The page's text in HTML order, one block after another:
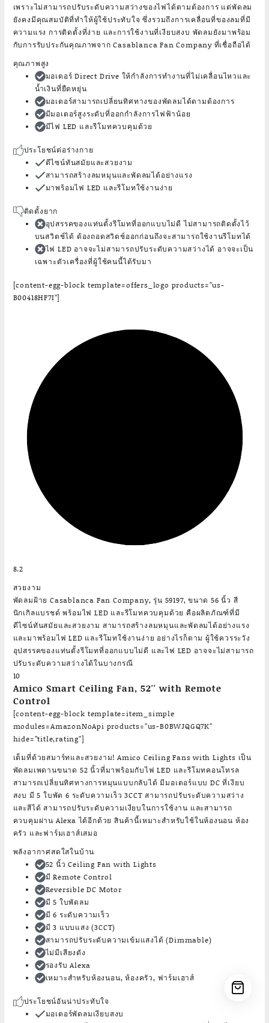
เพราะไม่สามารถปรับระดับความสว่างของไฟได้ตามต้องการ แต่พัดลม
ยังคงมีคุณสมบัติที่ทำให้ผู้ใช้ประทับใจ ซึ่งรวมถึงการเคลื่อนที่ของลมที่มี
ความแรง การติดตั้งที่ง่าย และการใช้งานที่เงียบสงบ พัดลมยังมาพร้อม
กับการรับประกันคุณภาพจาก Casablanca Fan Company ที่เชื่อถือได้
คุณภาพสูง
มอเตอร์ Direct Drive ให้กำลังการทำงานที่ไม่เคลื่อนไหวและ
น้ำเงินที่ยืดหยุ่น
มอเตอร์สามารถเปลี่ยนทิศทางของพัดลมได้ตามต้องการ
มีมอเตอร์สูงระดับที่ออกกำลังการไฟฟ้าน้อย
มีไฟ LED และรีโมทควบคุมด้วย
ประโยชน์ต่อร่างกาย
ดีไซน์ทันสมัยและสวยงาม
สามารถสร้างลมหมุนและพัดลมได้อย่างแรง
มาพร้อมไฟ LED และรีโมทใช้งานง่าย
ติดตั้งยาก
อุปสรรคของแท่นตั้งรีโมทที่ออกแบบไม่ดี ไม่สามารถติดตั้งไว้
บนสวิตช์ได้ ต้องถอดสวิตช์ออกก่อนถึงจะสามารถใช้งานรีโมทได้
ไฟ LED อาจจะไม่สามารถปรับระดับความสว่างได้ อาจจะเป็น
เฉพาะตัวเครื่องที่ผู้ใช้คนนี้ได้รับมา
[content-egg-block template=offers_logo products=”us-
B00418HF7I”]
8.2
สวยงาม
พัดลมฝ้าย Casablanca Fan Company, รุ่น 59197, ขนาด 56 นิ้ว สี
นิกเกิลแบรชด์ พร้อมไฟ LED และรีโมทควบคุมด้วย คือผลิตภัณฑ์ที่มี
ดีไซน์ทันสมัยและสวยงาม สามารถสร้างลมหมุนและพัดลมได้อย่างแรง
และมาพร้อมไฟ LED และรีโมทใช้งานง่าย อย่างไรก็ตาม ผู้ใช้ควรระวัง
อุปสรรคของแท่นตั้งรีโมทที่ออกแบบไม่ดี และไฟ LED อาจจะไม่สามารถ
ปรับระดับความสว่างได้ในบางกรณี
10
Amico Smart Ceiling Fan, 52'' with Remote
Control
[content-egg-block template=item_simple
modules=AmazonNoApi products=”us-B0BWJQGQ7K”
hide=”title,rating”]
เต็มที่ด้วยสมาร์ทและสวยงาม! Amico Ceiling Fans with Lights เป็น
พัดลมเพดานขนาด 52 นิ้วที่มาพร้อมกับไฟ LED และรีโมทคอนโทรล
สามารถเปลี่ยนทิศทางการหมุนแบบกลับได้ มีมอเตอร์แบบ DC ที่เงียบ
สงบ มี 5 ใบพัด 6 ระดับความเร็ว 3CCT สามารถปรับระดับความสว่าง
และสีได้ สามารถปรับระดับความเงียบในการใช้งาน และสามารถ
ควบคุมผ่าน Alexa ได้อีกด้วย สินค้านี้เหมาะสำหรับใช้ในห้องนอน ห้อง
ครัว และฟาร์มเฮาส์เสมอ
พลังอากาศสดใสในบ้าน
52 นิ้ว Ceiling Fan with Lights
มี Remote Control
Reversible DC Motor
มี 5 ใบพัดลม
มี 6 ระดับความเร็ว
มี 3 แบบแสง (3CCT)
สามารถปรับระดับความเข้มแสงได้ (Dimmable)
ไม่มีเสียงดัง
รองรับ Alexa
เหมาะสำหรับห้องนอน, ห้องครัว, ฟาร์มเฮาส์
ประโยชน์อันน่าประทับใจ
มอเตอร์พัดลมเงียบสงบ